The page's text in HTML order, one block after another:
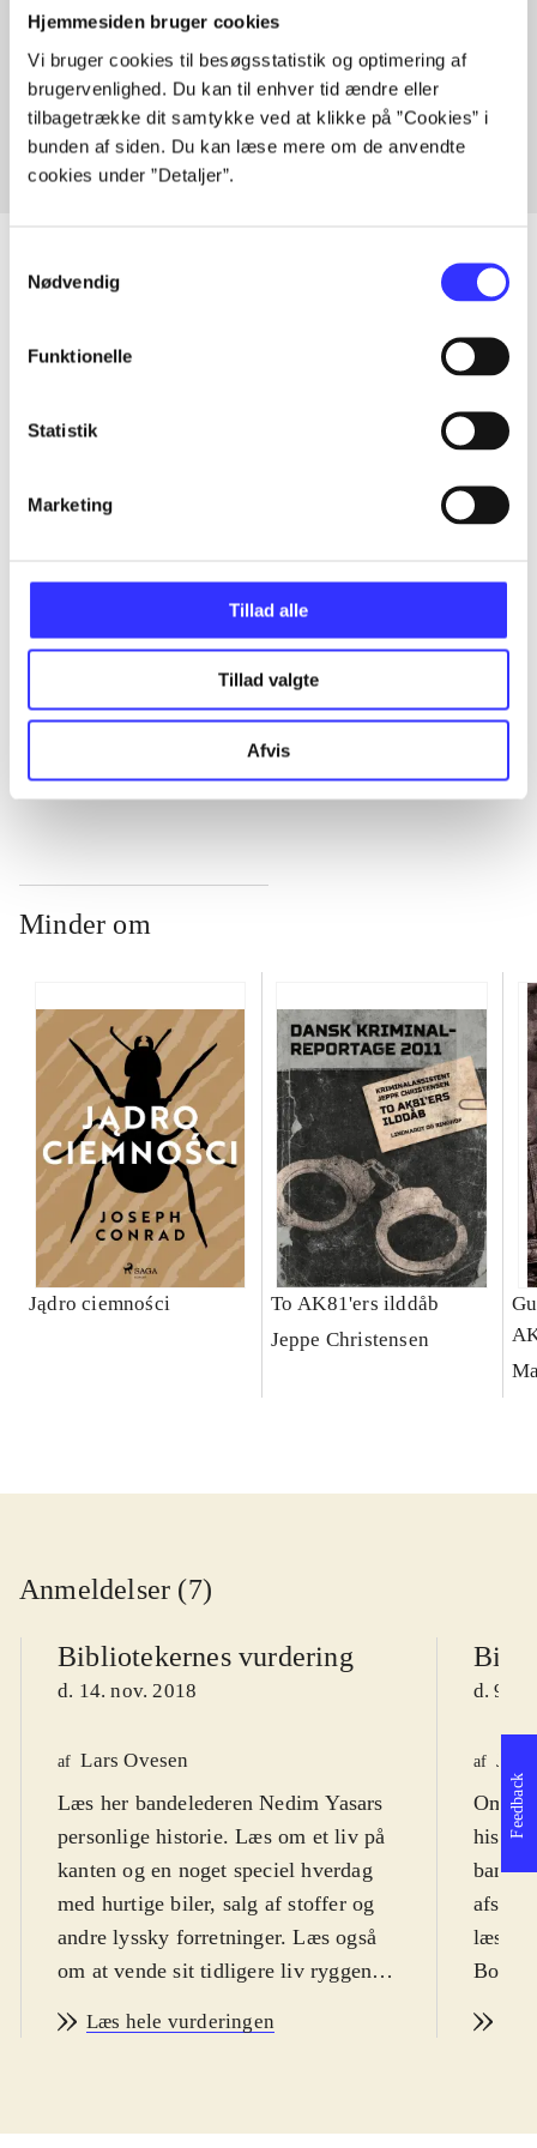
Hjemmesiden bruger cookies
Vi bruger cookies til besøgsstatistik og optimering af
brugervenlighed. Du kan til enhver tid ændre eller
tilbagetrække dit samtykke ved at klikke på ”Cookies” i
bunden af siden. Du kan læse mere om de anvendte
cookies under ”Detaljer”.
Nødvendig
Funktionelle
Statistik
Marketing
Tillad alle
Tillad valgte
Afvis
Artikler med samme emner
Fra
Alle registrerede artikler fordelt på udgivelser
...
...
...
Minder om
Jądro ciemności
To AK81'ers ilddåb
Jeppe Christensen
Anmeldelser (7)
Bibliotekernes vurdering
d. 14. nov. 2018
af Lars Ovesen
Læs her bandelederen Nedim Yasars
personlige historie. Læs om et liv på
kanten og en noget speciel hverdag
med hurtige biler, salg af stoffer og
andre lyssky forretninger. Læs også
om at vende sit tidligere liv ryggen
dem der gerne læser danske
Ballerup hvor Nedim startede sin
Læs hele vurderingen
d. 9.
af
fik
har et
Feedback